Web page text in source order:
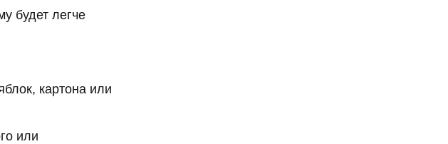
будет легче
картона или
или